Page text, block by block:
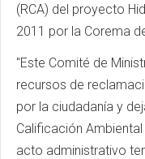
(RCA) del proyecto
2011 por la Corema
"Este Comité de
recursos de
por la ciudadanía y
Calificación
acto administrativo